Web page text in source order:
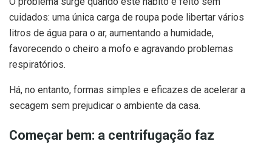
cuidados: uma única carga de roupa pode libertar vários
litros de água para o ar, aumentando a humidade,
favorecendo o cheiro a mofo e agravando problemas
respiratórios.
Há, no entanto, formas simples e eficazes de acelerar a
secagem sem prejudicar o ambiente da casa.
Começar bem: a centrifugação faz